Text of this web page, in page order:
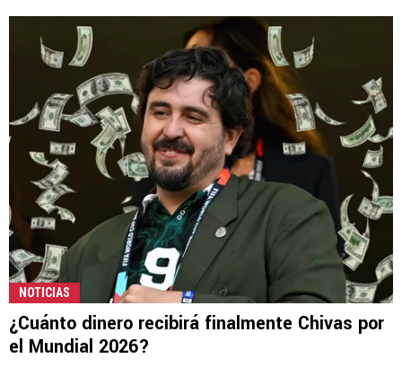
NOTICIAS
¿Cuánto dinero recibirá finalmente Chivas por
el Mundial 2026?